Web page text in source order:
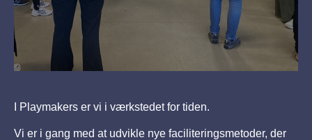
I Playmakers er vi i værkstedet for tiden.
Vi er i gang med at udvikle nye faciliteringsmetoder, der